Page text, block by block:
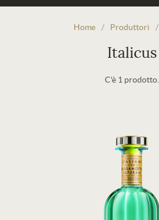
Home / Produttori /
Italicus
C'è 1 prodotto.